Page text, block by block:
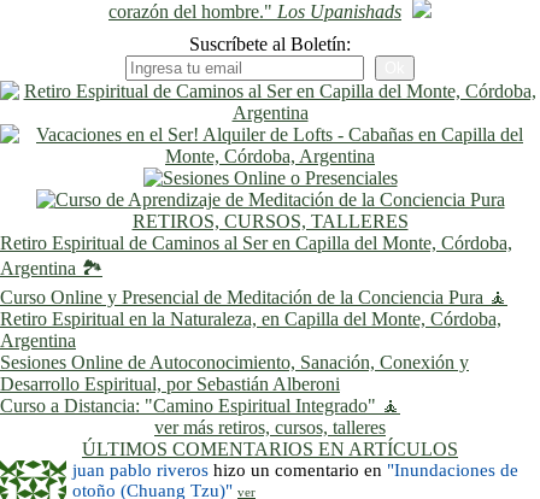
corazón del hombre." Los Upanishads
Suscríbete al Boletín:
RETIROS, CURSOS, TALLERES
Retiro Espiritual de Caminos al Ser en Capilla del Monte, Córdoba,
Argentina 🏞️
Curso Online y Presencial de Meditación de la Conciencia Pura 🧘
Retiro Espiritual en la Naturaleza, en Capilla del Monte, Córdoba,
Argentina
Sesiones Online de Autoconocimiento, Sanación, Conexión y
Desarrollo Espiritual, por Sebastián Alberoni
Curso a Distancia: "Camino Espiritual Integrado" 🧘
ver más retiros, cursos, talleres
ÚLTIMOS COMENTARIOS EN ARTÍCULOS
juan pablo riveros hizo un comentario en "Inundaciones de
otoño (Chuang Tzu)" ver